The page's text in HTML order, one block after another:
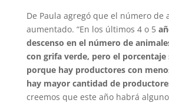
De Paula agregó que el número de
aumentado. “En los últimos 4 o 5
descenso en el número de
con grifa verde, pero el porcentaje
porque hay productores con
hay mayor cantidad de
creemos que este año habrá